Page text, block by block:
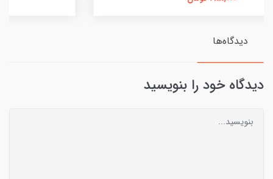
دیدگاه‌ها
دیدگاه خود را بنویسید